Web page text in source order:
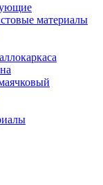
материалы